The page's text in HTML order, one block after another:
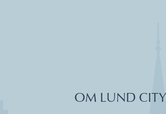
OM LUND CITY